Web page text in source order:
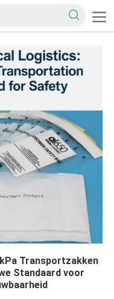
Transportzakken
Standaard voor